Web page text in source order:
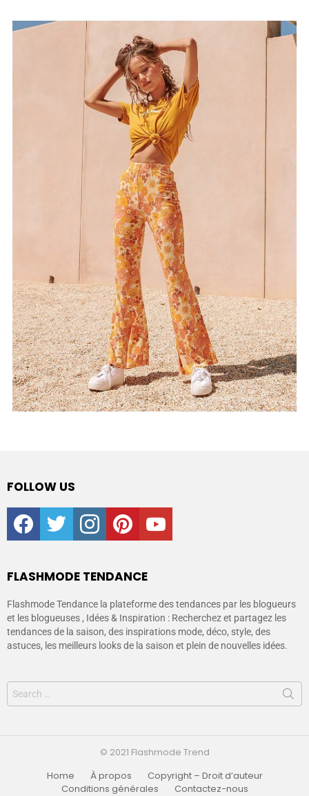
FOLLOW US
facebooktwitter instagrampinterestyoutube
FLASHMODE TENDANCE
Flashmode Tendance la plateforme des tendances par les blogueurs
et les blogueuses , Idées & Inspiration : Recherchez et partagez les
tendances de la saison, des inspirations mode, déco, style, des
astuces, les meilleurs looks de la saison et plein de nouvelles idées.
© 2021 Flashmode Trend
Home
À propos
Copyright – Droit d’auteur
Conditions générales
Contactez-nous